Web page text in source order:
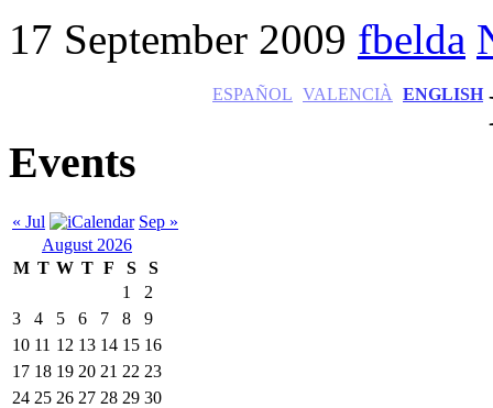
17 September 2009 fbelda
ESPAÑOL VALENCIÀ ENGLISH
Events
« Jul
Sep »
August 2026
M T W T F S
S
1
2
3
4 5 6 7 8
9
10 11 12 13 14 15 16
17 18 19 20 21 22 23
24 25 26 27 28 29 30